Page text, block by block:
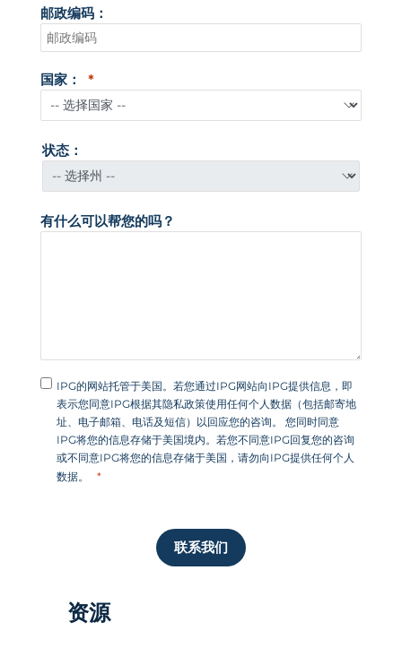
+
1
邮政编码：
国家：
状态：
有什么可以帮您的吗？
IPG的网站托管于美国。若您通过IPG网站向IPG提供信息，即
表示您同意IPG根据其隐私政策使用任何个人数据（包括邮寄地
址、电子邮箱、电话及短信）以回应您的咨询。 您同时同意
IPG将您的信息存储于美国境内。若您不同意IPG回复您的咨询
或不同意IPG将您的信息存储于美国，请勿向IPG提供任何个人
数据。
联系我们
资源